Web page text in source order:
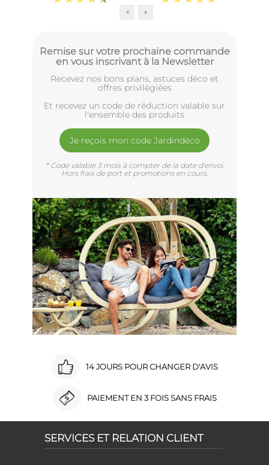
Remise sur votre prochaine commande
en vous inscrivant à la Newsletter
Recevez nos bons plans, astuces déco et
offres privilègiées
Et recevez un code de réduction valable sur
l'ensemble des produits
Je reçois mon code Jardindéco
* Code valable 3 mois à compter de la date d'envoi.
Hors frais de port et promotions en cours.
14 JOURS POUR CHANGER D'AVIS
PAIEMENT EN 3 FOIS SANS FRAIS
SERVICES ET RELATION CLIENT